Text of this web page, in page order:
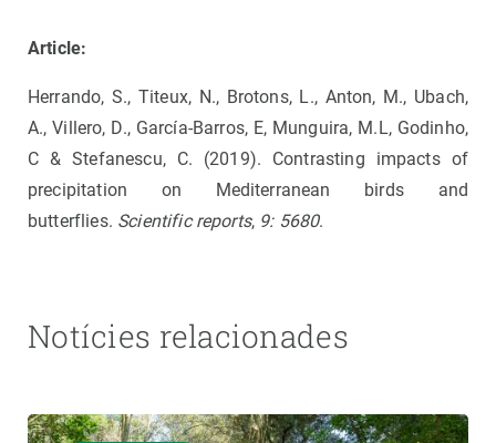
Article:
Herrando, S., Titeux, N., Brotons, L., Anton, M., Ubach,
A., Villero, D., García-Barros, E, Munguira, M.L, Godinho,
C & Stefanescu, C. (2019). Contrasting impacts of
precipitation on Mediterranean birds and
butterflies. Scientific reports, 9: 5680.
Notícies relacionades